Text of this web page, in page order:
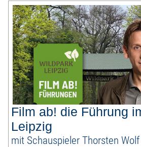
Film ab! die Führung
Leipzig
mit Schauspieler Thorsten Wolf